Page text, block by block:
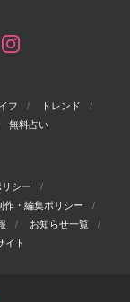
フ
トレンド
無料占い
シー
作・編集ポリシー
お知らせ一覧
イト